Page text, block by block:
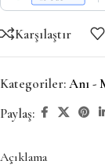
Karşılaştır
Kategoriler:Anı -
Paylaş:
Açıklama